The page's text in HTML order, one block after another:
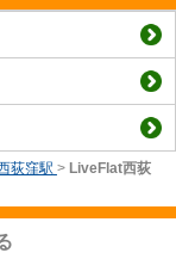
荻窪駅 > LiveFlat西荻